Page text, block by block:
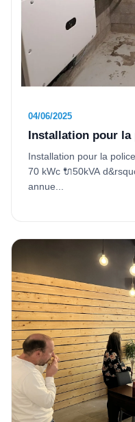
04/06/2025
Installation pour la
Installation pour la
70 kWc 🔌50kVA
annue...